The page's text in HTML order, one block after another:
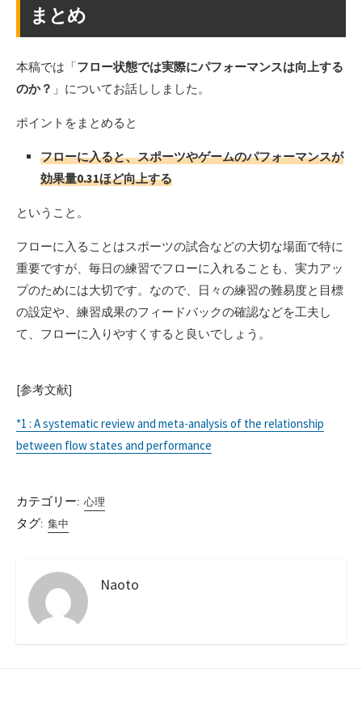
まとめ
本稿では「フロー状態では実際にパフォーマンスは向上する
のか？ 」についてお話ししました。
ポイントをまとめると
フローに入ると、スポーツやゲームのパフォーマンスが
効果量0.31ほど向上する
ということ。
フローに入ることはスポーツの試合などの大切な場面で特に
重要ですが、毎日の練習でフローに入れることも、実力アッ
プのためには大切です。なので、日々の練習の難易度と目標
の設定や、練習成果のフィードバックの確認などを工夫し
て、フローに入りやすくすると良いでしょう。
[参考文献]
*1 : A systematic review and meta-analysis of the relationship
between flow states and performance
カテゴリー: 心理
タグ: 集中
Naoto